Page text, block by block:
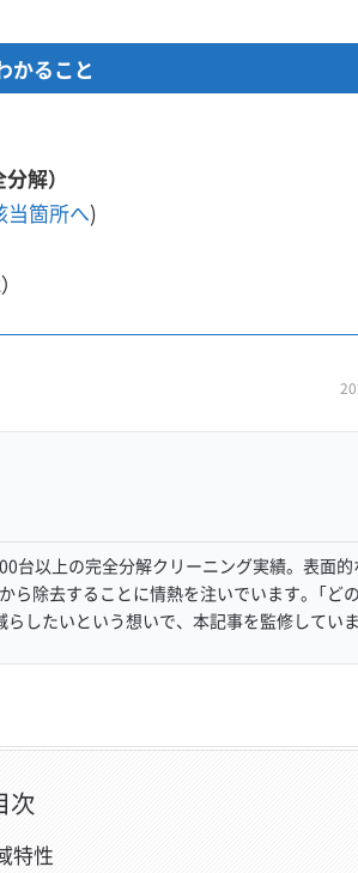
かること
解）
当箇所へ)
台以上の完全分解クリーニング実績。表面的
ら除去することに情熱を注いでいます。「ど
したいという想いで、本記事を監修していま
次
特性